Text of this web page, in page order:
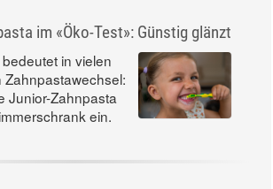
im «Öko-Test»: Günstig glänzt
in vielen
Zahnpastawechsel:
Junior-Zahnpasta
ein.